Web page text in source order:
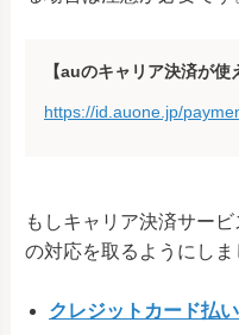
【auのキャリア決済が使
https://id.auone.jp/
もしキャリア決済サー
の対応を取るようにしま
クレジットカード払